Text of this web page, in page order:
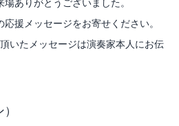
場ありがとうございました。
応援メッセージをお寄せください。
いたメッセージは演奏家本人にお伝